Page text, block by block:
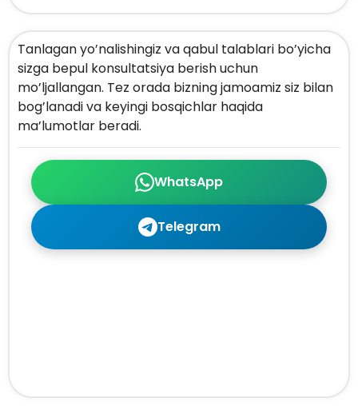
WhatsApp
Telegram
Tanlagan yo’nalishingiz va qabul talablari bo’yicha
sizga bepul konsultatsiya berish uchun
mo’ljallangan. Tez orada bizning jamoamiz siz bilan
bog’lanadi va keyingi bosqichlar haqida
ma’lumotlar beradi.